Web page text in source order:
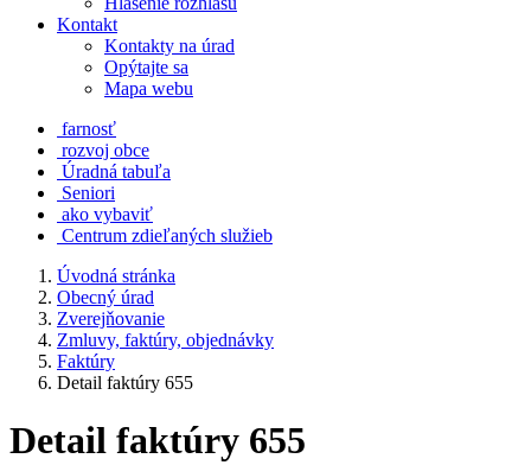
Kontakt
Kontakty na úrad
Opýtajte sa
Mapa webu
farnosť
rozvoj obce
Úradná tabuľa
Seniori
ako vybaviť
Centrum zdieľaných služieb
Úvodná stránka
Obecný úrad
Zverejňovanie
Zmluvy, faktúry, objednávky
Faktúry
Detail faktúry 655
Detail faktúry 655